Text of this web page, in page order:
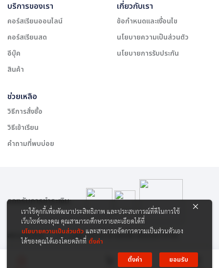
บริการของเรา
คอร์สเรียนออนไลน์
คอร์สเรียนสด
อีบุ๊ค
สินค้า
เกี่ยวกับเรา
ข้อกำหนดและเงื่อนไข
นโยบายความเป็นส่วนตัว
นโยบายการรับประกัน
ช่วยเหลือ
วิธีการสั่งซื้อ
วิธีเข้าเรียน
คำถามที่พบบ่อย
สงวนลิขสิทธิ์ © 2565 บริษัท สยาม เคาเซิลลิ่ง เซ็นเตอร์ จำกัด
รองรับการชำระเงิน:
เราใช้คุกกี้เพื่อพัฒนาประสิทธิภาพ และประสบการณ์ที่ดีในการใช้
เว็บไซต์ของคุณ คุณสามารถศึกษารายละเอียดได้ที่
นโยบายความเป็นส่วนตัว และสามารถจัดการความเป็นส่วนตัวเอง
ได้ของคุณได้เองโดยคลิกที่ ตั้งค่า
ตั้งค่า
ยอมรับ